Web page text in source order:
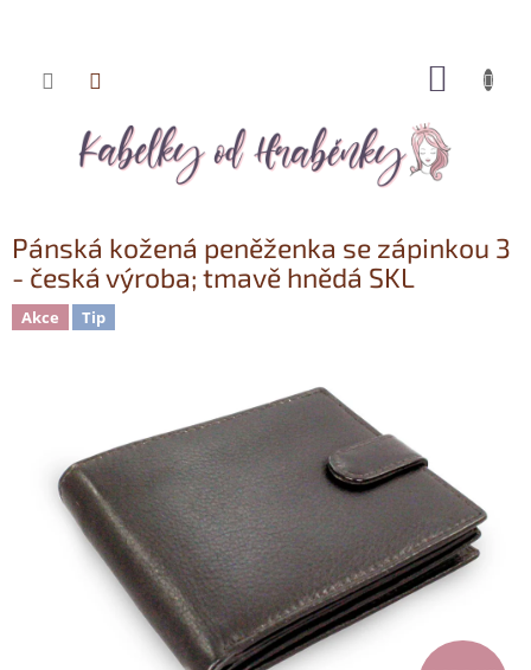
Přejít
Pánská kožená peněženka se zápinkou 3
- česká výroba; tmavě hnědá SKL
Akce Tip